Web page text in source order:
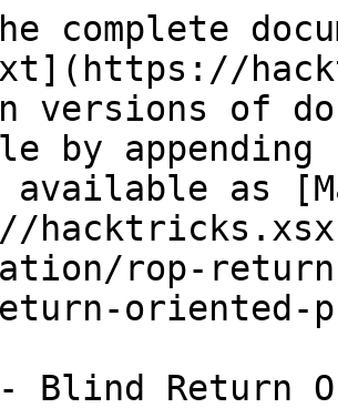
complete
versions of
by
available as
rop-
oriented-
- Blind Return